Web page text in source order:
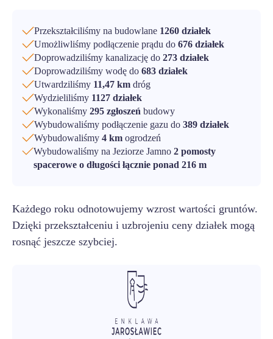
Przekształciliśmy na budowlane 1260 działek
Umożliwliśmy podłączenie prądu do 676 działek
Doprowadziliśmy kanalizację do 273 działek
Doprowadziliśmy wodę do 683 działek
Utwardziliśmy 11,47 km dróg
Wydzieliliśmy 1127 działek
Wykonaliśmy 295 zgłoszeń budowy
Wybudowaliśmy podłączenie gazu do 389 działek
Wybudowaliśmy 4 km ogrodzeń
Wybudowaliśmy na Jeziorze Jamno 2 pomosty
spacerowe o długości łącznie ponad 216 m
Każdego roku odnotowujemy wzrost wartości gruntów.
Dzięki przekształceniu i uzbrojeniu ceny działek mogą
rosnąć jeszcze szybciej.